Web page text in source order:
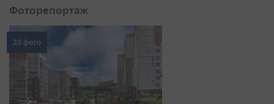
Фоторепортаж
20 фото